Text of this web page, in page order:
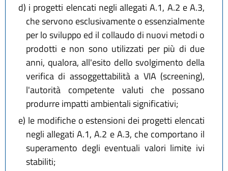
d) i progetti elencati negli allegati A.1, A.2 e A.3,
che servono esclusivamente o essenzialmente
per lo sviluppo ed il collaudo di nuovi metodi o
prodotti e non sono utilizzati per più di due
anni, qualora, all'esito dello svolgimento della
verifica di assoggettabilità a VIA (screening),
l'autorità competente valuti che possano
produrre impatti ambientali significativi;
e) le modifiche o estensioni dei progetti elencati
negli allegati A.1, A.2 e A.3, che comportano il
superamento degli eventuali valori limite ivi
stabiliti;